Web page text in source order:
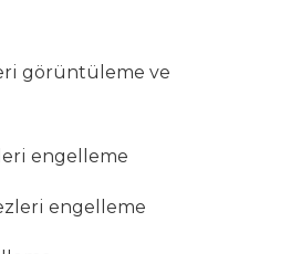
görüntüleme ve
engelleme
engelleme